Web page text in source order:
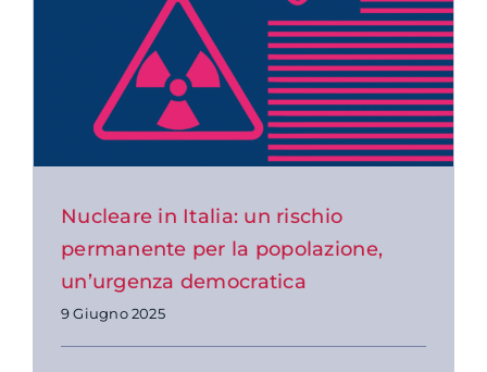
Nucleare in Italia: un rischio
permanente per la popolazione,
un’urgenza democratica
9 Giugno 2025